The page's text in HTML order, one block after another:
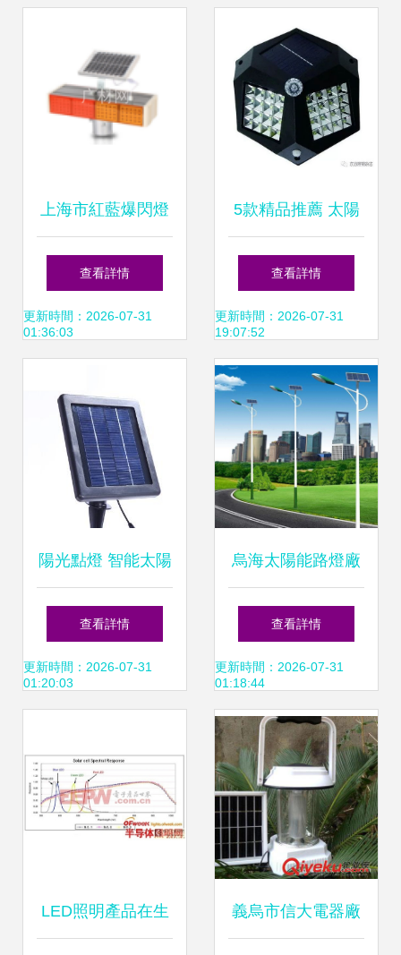
上海市紅藍爆閃燈
市場價及LED太陽
能板配置解讀
查看詳情
更新時間：2026-07-31
01:36:03
5款精品推薦 太陽
能LED一體化壁
燈，點亮綠色生活
查看詳情
更新時間：2026-07-31
19:07:52
陽光點燈 智能太陽
能燈，點亮您的戶
外空間
查看詳情
更新時間：2026-07-31
01:20:03
烏海太陽能路燈廠
家 LED太陽能板的
選擇與優勢
查看詳情
更新時間：2026-07-31
01:18:44
LED照明產品在生 義烏市信大電器廠